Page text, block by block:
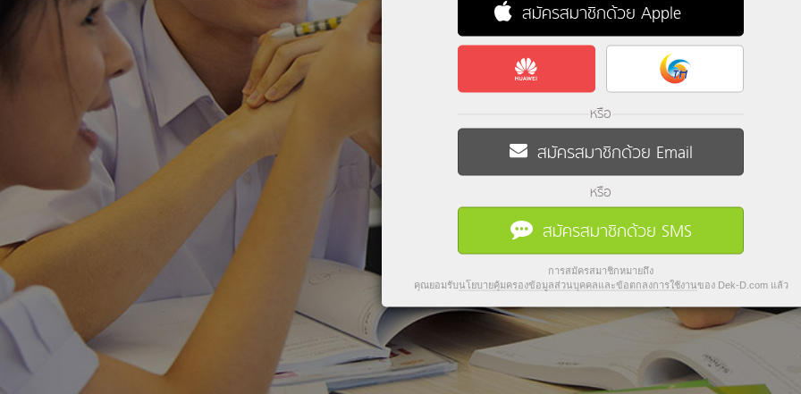
สมัครสมาชิกด้วย Apple
หรือ
สมัครสมาชิกด้วย Email
หรือ
สมัครสมาชิกด้วย SMS
การสมัครสมาชิกหมายถึง
คุณยอมรับนโยบายคุ้มครองข้อมูลส่วนบุคคลและข้อตกลงการใช้งานของ Dek-D.com แล้ว